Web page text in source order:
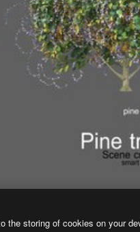
the storing of cookies on your